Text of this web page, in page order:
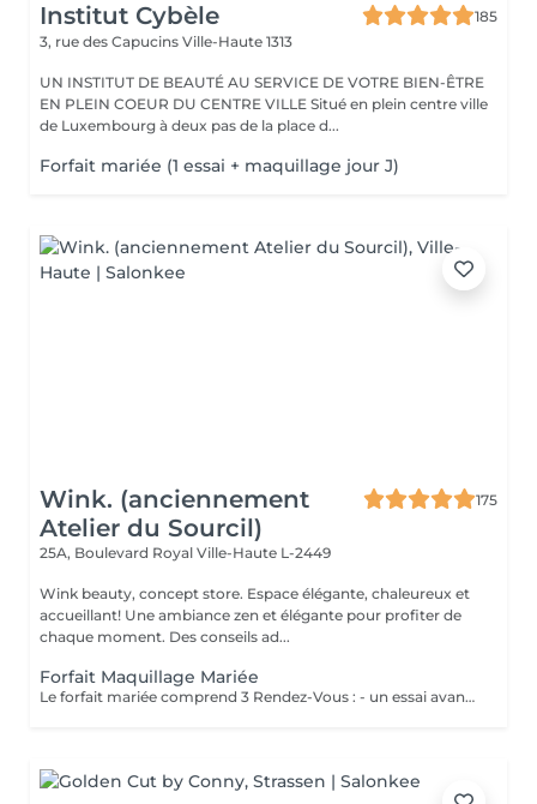
Institut Cybèle
185
3, rue des Capucins Ville-Haute 1313
UN INSTITUT DE BEAUTÉ AU SERVICE DE VOTRE BIEN-ÊTRE
EN PLEIN COEUR DU CENTRE VILLE Situé en plein centre ville
de Luxembourg à deux pas de la place d...
Forfait mariée (1 essai + maquillage jour J)
Wink. (anciennement
Atelier du Sourcil)
175
25A, Boulevard Royal Ville-Haute L-2449
Wink beauty, concept store. Espace élégante, chaleureux et
accueillant! Une ambiance zen et élégante pour profiter de
chaque moment. Des conseils ad...
Forfait Maquillage Mariée
Le forfait mariée comprend 3 Rendez-Vous : - un essai avant la prestation du jour J ( Afin de déterminer vos besoins, vos envies, la thématique de cette journée ) - une épilation des sourcils ( Pour ouvrir, & sublimer le regard ) - Maquillage Jour J ( Réalisation du maquillage décidé lors du rendez-vous test )